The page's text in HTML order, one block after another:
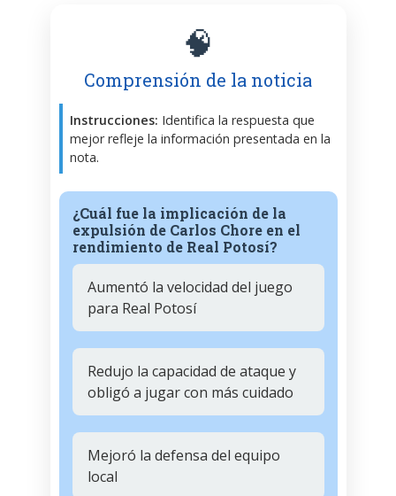
🧠
Comprensión de la noticia
Instrucciones: Identifica la respuesta que
mejor refleje la información presentada en la
nota.
¿Cuál fue la implicación de la
expulsión de Carlos Chore en el
rendimiento de Real Potosí?
Aumentó la velocidad del juego
para Real Potosí
Redujo la capacidad de ataque y
obligó a jugar con más cuidado
Mejoró la defensa del equipo
local